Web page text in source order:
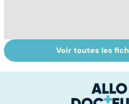
Perturbateurs
endocriniens :
les
Voir toutes les